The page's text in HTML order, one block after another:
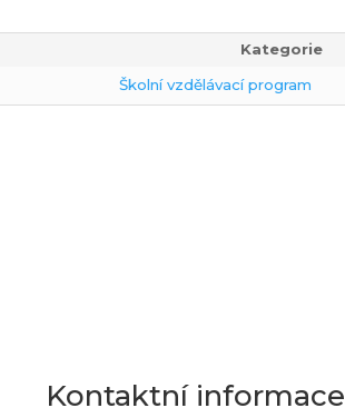
Kategorie
Školní vzdělávací program
Kontaktní informace